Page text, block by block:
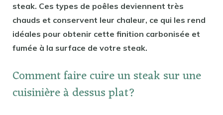
steak. Ces types de poêles deviennent très
chauds et conservent leur chaleur, ce qui les rend
idéales pour obtenir cette finition carbonisée et
fumée à la surface de votre steak.
Comment faire cuire un steak sur une
cuisinière à dessus plat?